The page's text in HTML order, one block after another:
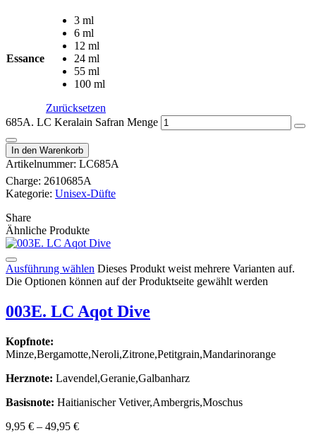
Essance
3 ml
6 ml
12 ml
24 ml
55 ml
100 ml
Zurücksetzen
685A. LC Keralain Safran Menge
In den Warenkorb
Artikelnummer: LC685A
Charge: 2610685A
Kategorie: Unisex-Düfte
Share
Ähnliche Produkte
Ausführung wählen Dieses Produkt weist mehrere Varianten auf.
Die Optionen können auf der Produktseite gewählt werden
003E. LC Aqot Dive
Kopfnote:
Minze,Bergamotte,Neroli,Zitrone,Petitgrain,Mandarinorange
Herznote: Lavendel,Geranie,Galbanharz
Basisnote: Haitianischer Vetiver,Ambergris,Moschus
9,95 € – 49,95 €